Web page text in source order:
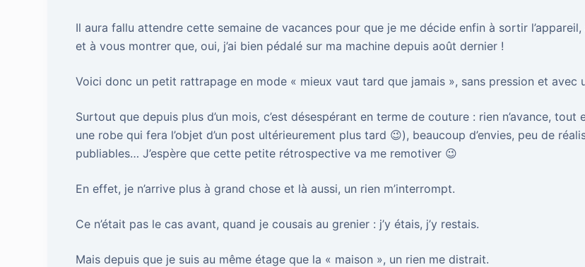
Il aura fallu attendre cette semaine de vacances pour que je me décide enfin à sortir
et à vous montrer que, oui, j’ai bien pédalé sur ma machine depuis août dernier !
Voici donc un petit rattrapage en mode « mieux vaut tard que jamais », sans pression et avec
Surtout que depuis plus d’un mois, c’est désespérant en terme de couture : rien n’avance, tout
une robe qui fera l’objet d’un post ultérieurement plus tard 😉), beaucoup d’envies, peu de
publiables… J’espère que cette petite rétrospective va me remotiver 😉
En effet, je n’arrive plus à grand chose et là aussi, un rien m’interrompt.
Ce n’était pas le cas avant, quand je cousais au grenier : j’y étais, j’y restais.
Mais depuis que je suis au même étage que la « maison », un rien me distrait.